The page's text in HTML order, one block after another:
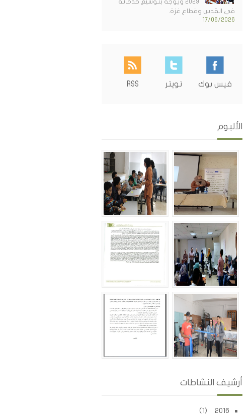
2029 ويوجه بتوسيع خدماته
في القدس وقطاع غزة.
17/06/2026
فيس بوك تويتر RSS
الألبوم
أرشيف النشاطات
2016 (1)